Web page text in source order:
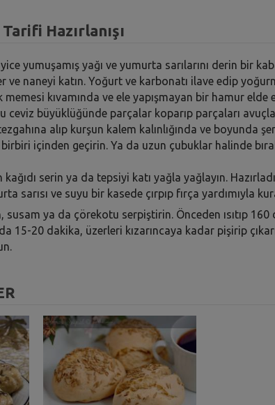
Hazırlanışı
yumuşamış yağı ve yumurta sarılarını derin bir
ve naneyi katın. Yoğurt ve karbonatı ilave edip
memesi kıvamında ve ele yapışmayan bir hamur
ceviz büyüklüğünde parçalar koparıp parçaları
alıp kurşun kalem kalınlığında ve boyunda
birbiri içinden geçirin. Ya da uzun çubuklar halinde
kağıdı serin ya da tepsiyi katı yağla yağlayın.
sarısı ve suyu bir kasede çırpıp fırça yardımıyla
susam ya da çörekotu serpiştirin. Önceden ısıtıp
15-20 dakika, üzerleri kızarıncaya kadar pişirip